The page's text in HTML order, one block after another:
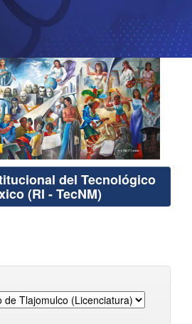
del Tecnológico
(RI - TecNM)